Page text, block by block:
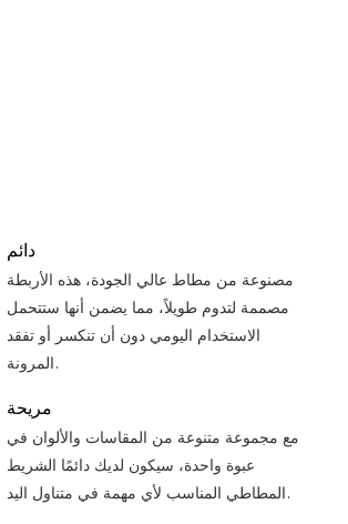
دائم
مصنوعة من مطاط عالي الجودة، هذه الأربطة
مصممة لتدوم طويلاً، مما يضمن أنها ستتحمل
الاستخدام اليومي دون أن تنكسر أو تفقد
المرونة.
مريحة
مع مجموعة متنوعة من المقاسات والألوان في
عبوة واحدة، سيكون لديك دائمًا الشريط
المطاطي المناسب لأي مهمة في متناول اليد.